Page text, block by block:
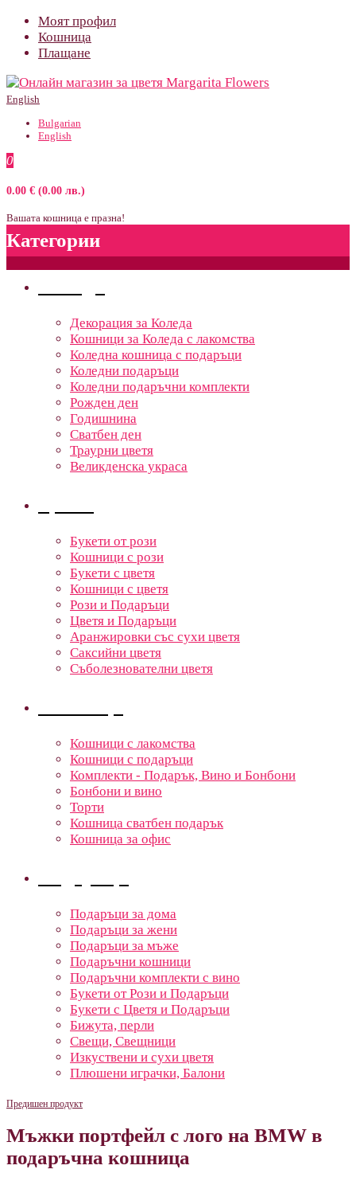
Моят профил
Кошница
Плащане
English
Bulgarian
English
0
0.00 € (0.00 лв.)
Вашата кошница е празна!
Категории
Декорация за Коледа
Кошници за Коледа с лакомства
Коледна кошница с подаръци
Коледни подаръци
Коледни подаръчни комплекти
Рожден ден
Годишнина
Сватбен ден
Траурни цветя
Великденска украса
Букети от рози
Кошници с рози
Букети с цветя
Кошници с цветя
Рози и Подаръци
Цветя и Подаръци
Аранжировки със сухи цветя
Саксийни цветя
Съболезнователни цветя
Кошници с лакомства
Кошници с подаръци
Комплекти - Подарък, Вино и Бонбони
Бонбони и вино
Торти
Кошница сватбен подарък
Кошница за офис
Подаръци за дома
Подаръци за жени
Подаръци за мъже
Подаръчни кошници
Подаръчни комплекти с вино
Букети от Рози и Подаръци
Букети с Цветя и Подаръци
Бижута, перли
Свещи, Свещници
Изкуствени и сухи цветя
Плюшени играчки, Балони
Предишен продукт
Мъжки портфейл с лого на BMW в
подаръчна кошница